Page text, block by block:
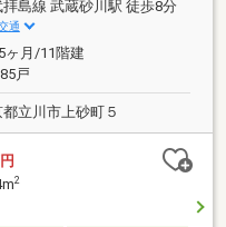
拝島線 武蔵砂川駅 徒歩8分
通
ヶ月/11階建
戸
立川市上砂町５
2